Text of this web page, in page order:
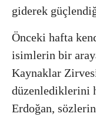
giderek
Önceki hafta
isimlerin bir
Kaynaklar
düzenlediklerini
Erdoğan,